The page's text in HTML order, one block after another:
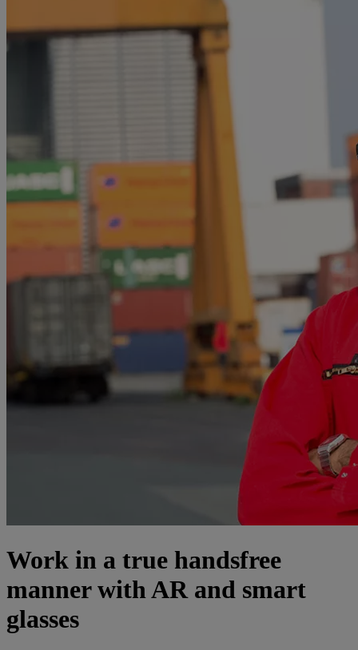
Work in a true handsfree
manner with AR and smart
glasses